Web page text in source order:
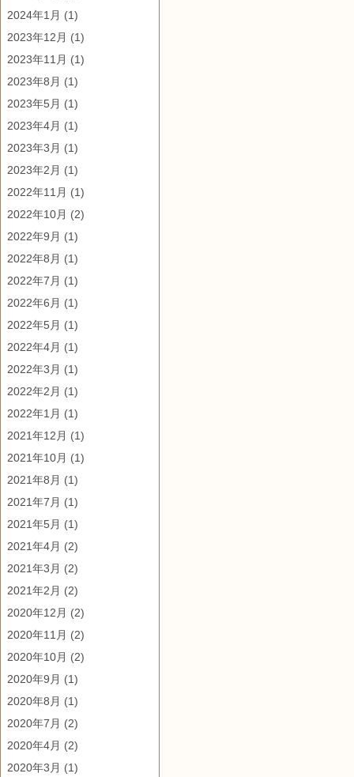
2024年1月 (1)
2023年12月 (1)
2023年11月 (1)
2023年8月 (1)
2023年5月 (1)
2023年4月 (1)
2023年3月 (1)
2023年2月 (1)
2022年11月 (1)
2022年10月 (2)
2022年9月 (1)
2022年8月 (1)
2022年7月 (1)
2022年6月 (1)
2022年5月 (1)
2022年4月 (1)
2022年3月 (1)
2022年2月 (1)
2022年1月 (1)
2021年12月 (1)
2021年10月 (1)
2021年8月 (1)
2021年7月 (1)
2021年5月 (1)
2021年4月 (2)
2021年3月 (2)
2021年2月 (2)
2020年12月 (2)
2020年11月 (2)
2020年10月 (2)
2020年9月 (1)
2020年8月 (1)
2020年7月 (2)
2020年4月 (2)
2020年3月 (1)